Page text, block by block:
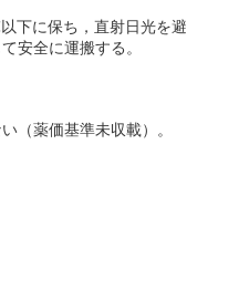
下に保ち，直射日光を避
安全に運搬する。
（薬価基準未収載）。